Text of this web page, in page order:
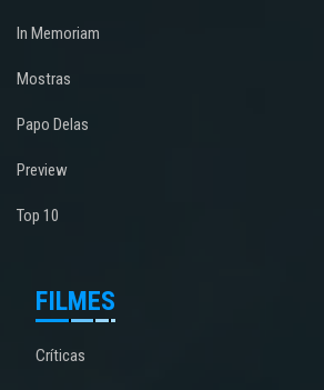
In Memoriam
Mostras
Papo Delas
Preview
Top 10
FILMES
Críticas